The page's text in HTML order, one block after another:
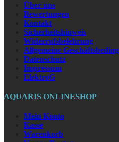
Über uns
Bewertungen
Kontakt
Sicherheitshinweis
Widerrufsbelehrung
Allgemeine
Datenschutz
Impressum
ElektroG
AQUARIS ONLINESHOP
Mein Konto
Kasse
Warenkorb